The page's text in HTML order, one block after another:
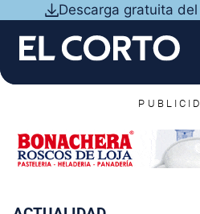
contenido
Descarga gratuita